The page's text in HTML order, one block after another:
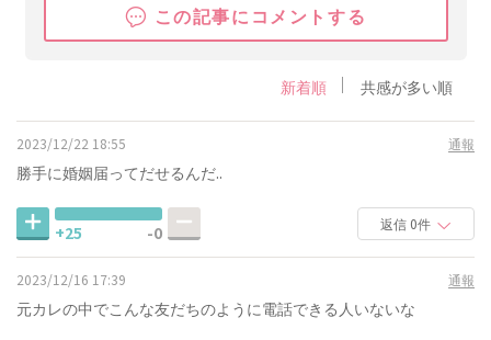
この記事にコメントする
新着順 共感が多い順
2023/12/22 18:55 通報
勝手に婚姻届ってだせるんだ..
+25 -0 返信 0件
2023/12/16 17:39 通報
元カレの中でこんな友だちのように電話できる人いないな